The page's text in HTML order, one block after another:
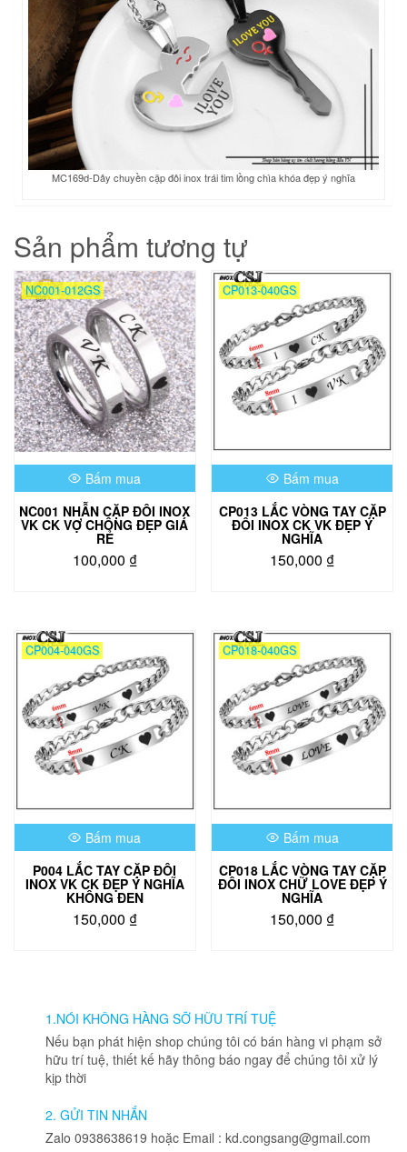
MC169d-Dây chuyền cặp đôi inox trái tim lồng chìa khóa đẹp ý nghĩa
Sản phẩm tương tự
NC001-012GS
Bấm mua
NC001 NHẪN CẶP ĐÔI INOX
VK CK VỢ CHÔNG ĐẸP GIÁ
RẺ
100,000 ₫
có
nhiều
biến
thể.
Các
tùy
chọn
có
chọn
trên
sản
phẩm
CP013-040GS
Bấm mua
CP013 LẮC VÒNG TAY CẶP
ĐÔI INOX CK VK ĐẸP Ý
NGHĨA
150,000 ₫
CP004-040GS
Bấm mua
P004 LẮC TAY CẶP ĐÔI
INOX VK CK ĐẸP Ý NGHĨA
KHÔNG ĐEN
150,000 ₫
CP018-040GS
Bấm mua
CP018 LẮC VÒNG TAY CẶP
ĐÔI INOX CHỮ LOVE ĐẸP Ý
NGHĨA
150,000 ₫
1.NÓI KHÔNG HÀNG SỠ HỮU TRÍ TUỆ
Nếu bạn phát hiện shop chúng tôi có bán hàng vi phạm sở
hữu trí tuệ, thiết kế hãy thông báo ngay để chúng tôi xử lý
kịp thời
2. GỬI TIN NHẮN
Zalo 0938638619 hoặc Email : kd.congsang@gmail.com